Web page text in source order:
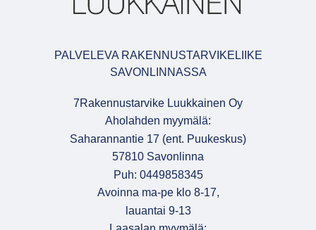
PALVELEVA RAKENNUSTARVIKELIIKE
SAVONLINNASSA
7Rakennustarvike Luukkainen Oy
Aholahden myymälä:
Saharannantie 17 (ent. Puukeskus)
57810 Savonlinna
Puh: 0449858345
Avoinna ma-pe klo 8-17,
lauantai 9-13